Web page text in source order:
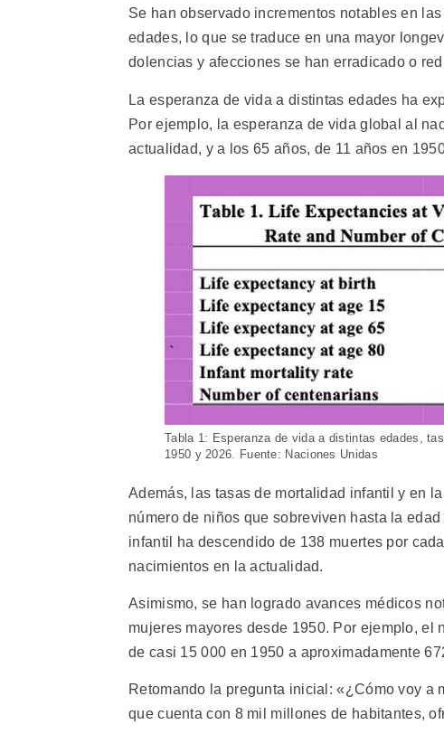
Se han observado incrementos notables en
edades, lo que se traduce en una mayor
dolencias y afecciones se han erradicado o
La esperanza de vida a distintas edades ha
Por ejemplo, la esperanza de vida global al
actualidad, y a los 65 años, de 11 años en
Tabla 1: Esperanza de vida a distintas edades,
1950 y 2026. Fuente: Naciones Unidas
Además, las tasas de mortalidad infantil y en
número de niños que sobreviven hasta la
infantil ha descendido de 138 muertes por
nacimientos en la actualidad.
Asimismo, se han logrado avances médicos
mujeres mayores desde 1950. Por ejemplo, el
de casi 15 000 en 1950 a aproximadamente
Retomando la pregunta inicial: «¿Cómo voy a
que cuenta con 8 mil millones de habitantes,